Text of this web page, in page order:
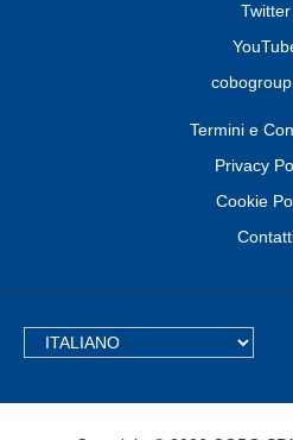
Twitter
Termini e
Privacy
Cookie
TEXT.LANGUAGE